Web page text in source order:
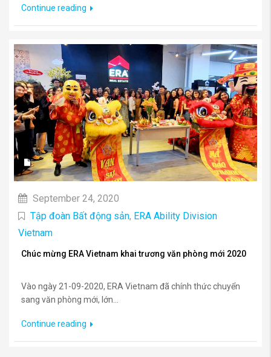
Continue reading
September 24, 2020
Tập đoàn Bất động sản, ERA Ability Division
Vietnam
Chúc mừng ERA Vietnam khai trương văn phòng mới 2020
Vào ngày 21-09-2020, ERA Vietnam đã chính thức chuyển
sang văn phòng mới, lớn...
Continue reading